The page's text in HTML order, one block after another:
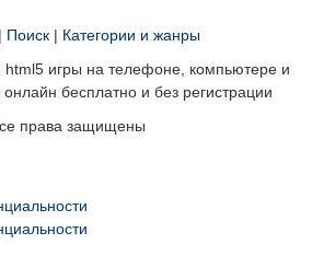
| Поиск| Категории и жанры
html5 игры на телефоне, компьютере и
онлайн бесплатно и без регистрации
права защищены